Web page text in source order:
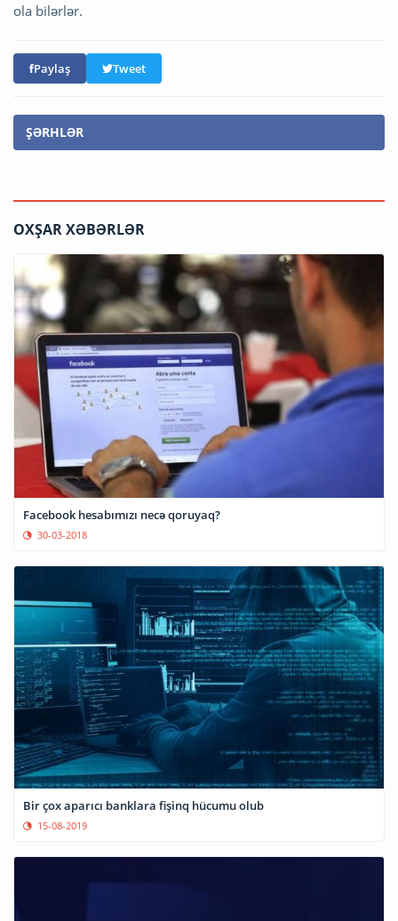
ola bilərlər.
Paylaş Tweet
ŞƏRHLƏR
OXŞAR XƏBƏRLƏR
Facebook hesabımızı necə qoruyaq?
30-03-2018
Bir çox aparıcı banklara fişinq hücumu olub
15-08-2019